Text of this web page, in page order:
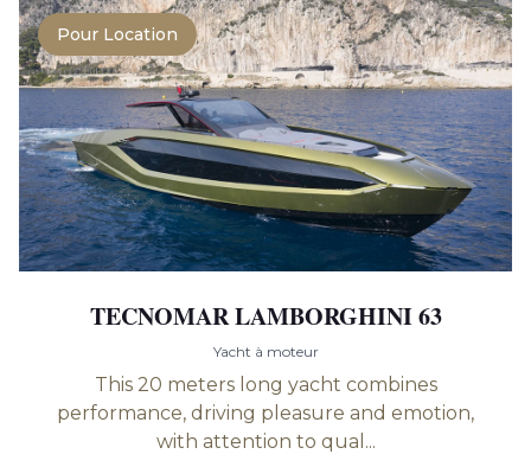
Pour Location
TECNOMAR LAMBORGHINI 63
Yacht à moteur
This 20 meters long yacht combines
performance, driving pleasure and emotion,
with attention to qual...